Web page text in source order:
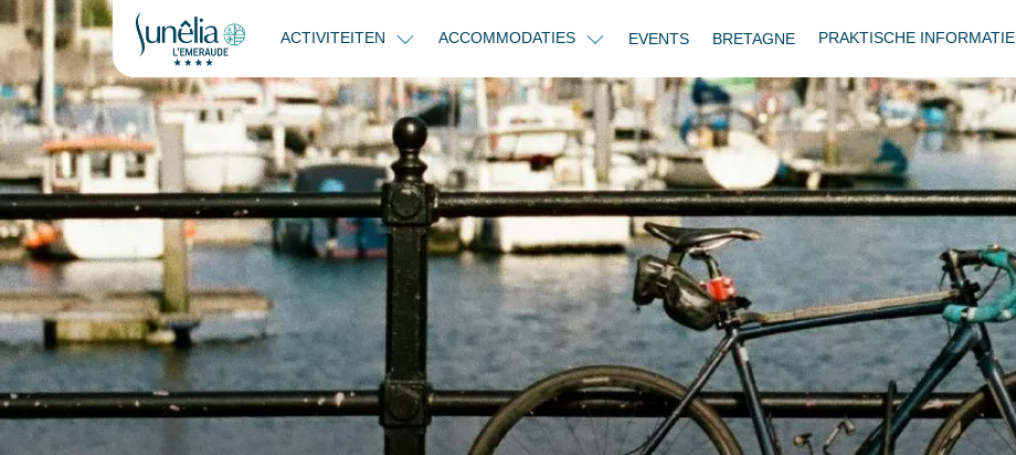
ACTIVITEITEN ACCOMMODATIES EVENTS BRETAGNE PRAKTISCHE INFORMATIE